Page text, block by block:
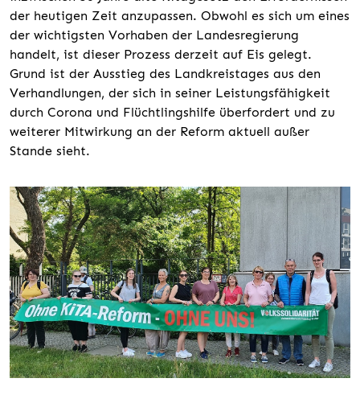
der heutigen Zeit anzupassen. Obwohl es sich um eines
der wichtigsten Vorhaben der Landesregierung
handelt, ist dieser Prozess derzeit auf Eis gelegt.
Grund ist der Ausstieg des Landkreistages aus den
Verhandlungen, der sich in seiner Leistungsfähigkeit
durch Corona und Flüchtlingshilfe überfordert und zu
weiterer Mitwirkung an der Reform aktuell außer
Stande sieht.